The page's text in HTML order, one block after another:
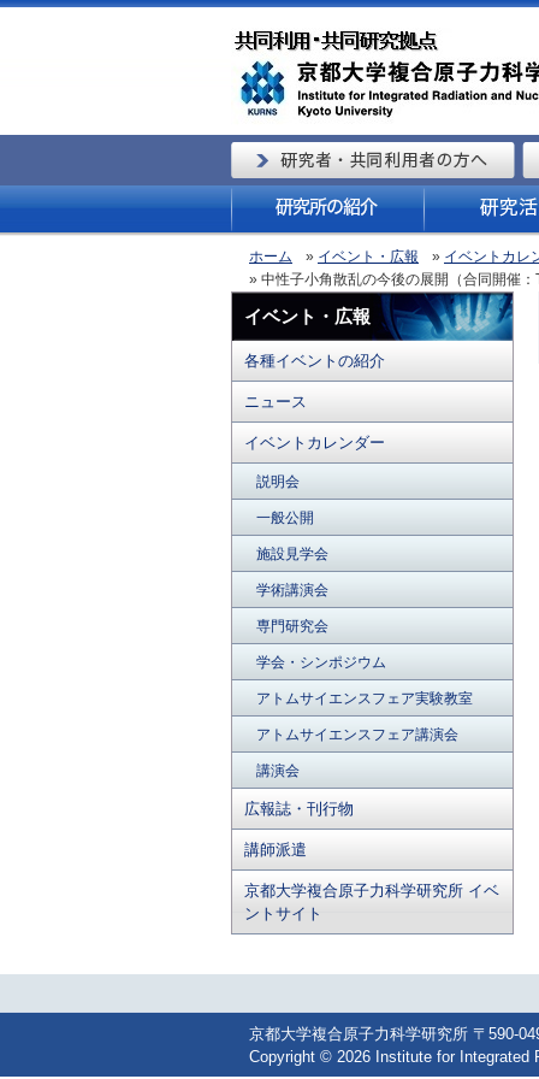
ホーム » イベント・広報 » イベントカレ
» 中性子小角散乱の今後の展開（合同開催
イベント・広報
各種イベントの紹介
ニュース
イベントカレンダー
説明会
一般公開
施設見学会
学術講演会
専門研究会
学会・シンポジウム
アトムサイエンスフェア実験教室
アトムサイエンスフェア講演会
講演会
広報誌・刊行物
講師派遣
京都大学複合原子力科学研究所 イベ
ントサイト
京都大学複合原子力科学研究所 〒590-
Copyright © 2026 Institute for Integrated